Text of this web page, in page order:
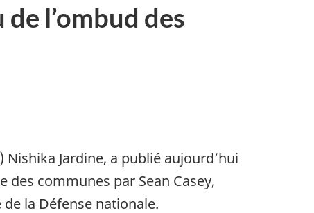
l’ombud des
Jardine, a publié aujourd’hui
des communes par Sean Casey,
la Défense nationale.